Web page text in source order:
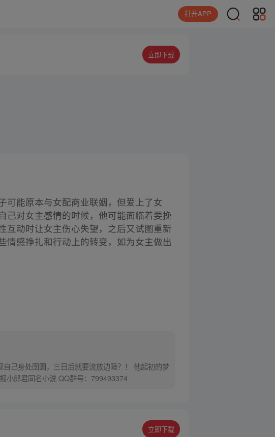
打开APP
立即下载
可能原本与女配商业联姻，但爱上了女
己对女主感情的时候，他可能面临着要挽
互动时让女主伤心失望，之后又试图重新
情感挣扎和行动上的转变，如为女主做出
己身处囹圄，三日后就要流放边陲？！ 他起初的梦
小郎君同名小说 QQ群号：799493374
立即下载